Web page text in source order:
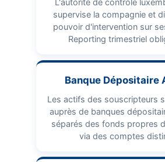
L'autorité de contrôle
supervise la compagnie et
pouvoir d'intervention sur
Reporting trimestriel
Banque Dépositaire
Les actifs des souscripteurs
auprès de banques
séparés des fonds propres
via des comptes